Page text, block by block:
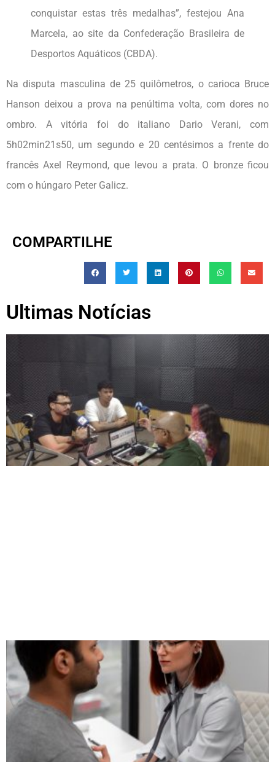
conquistar estas três medalhas”, festejou Ana
Marcela, ao site da Confederação Brasileira de
Desportos Aquáticos (CBDA).
Na disputa masculina de 25 quilômetros, o carioca Bruce
Hanson deixou a prova na penúltima volta, com dores no
ombro. A vitória foi do italiano Dario Verani, com
5h02min21s50, um segundo e 20 centésimos a frente do
francês Axel Reymond, que levou a prata. O bronze ficou
com o húngaro Peter Galicz.
COMPARTILHE
Ultimas Notícias